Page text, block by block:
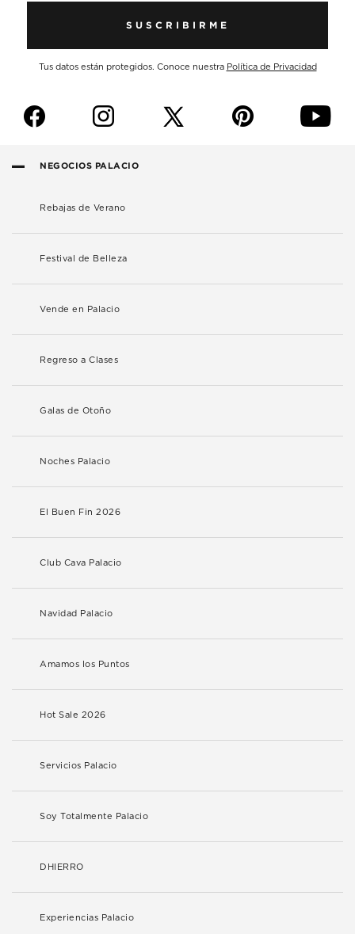
SUSCRIBIRME
Tus datos están protegidos. Conoce nuestra Política de Privacidad
f i p y
NEGOCIOS PALACIO
Rebajas de Verano
Festival de Belleza
Vende en Palacio
Regreso a Clases
Galas de Otoño
Noches Palacio
El Buen Fin 2026
Club Cava Palacio
Navidad Palacio
Amamos los Puntos
Hot Sale 2026
Servicios Palacio
Soy Totalmente Palacio
DHIERRO
Experiencias Palacio